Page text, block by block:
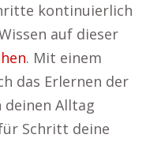
kontinuierlich
auf dieser
. Mit einem
das Erlernen der
deinen Alltag
Schritt deine